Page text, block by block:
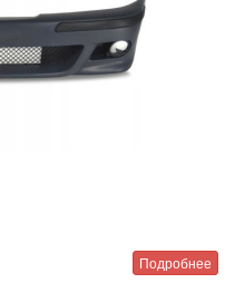
Подробнее